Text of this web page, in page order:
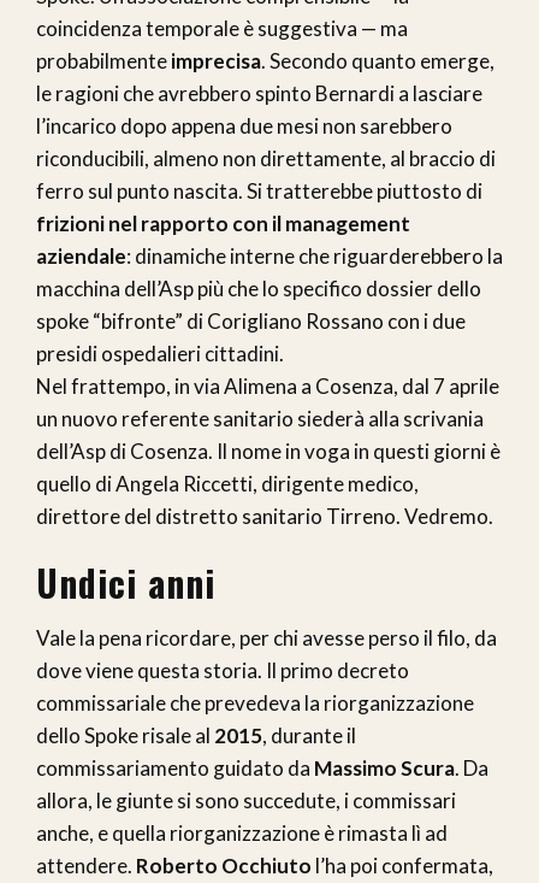
coincidenza temporale è suggestiva — ma
probabilmenteimprecisa. Secondo quanto emerge,
le ragioni che avrebbero spinto Bernardi a lasciare
l’incarico dopo appena due mesi non sarebbero
riconducibili, almeno non direttamente, al braccio di
ferro sul punto nascita. Si tratterebbe piuttosto di
frizioni nel rapporto con il management
aziendale: dinamiche interne che riguarderebbero la
macchina dell’Asp più che lo specifico dossier dello
spoke “bifronte” di Corigliano Rossano con i due
presidi ospedalieri cittadini.
Nel frattempo, in via Alimena a Cosenza, dal 7 aprile
un nuovo referente sanitario siederà alla scrivania
dell’Asp di Cosenza. Il nome in voga in questi giorni è
quello di Angela Riccetti, dirigente medico,
direttore del distretto sanitario Tirreno. Vedremo.
Undici anni
Vale la pena ricordare, per chi avesse perso il filo, da
dove viene questa storia. Il primo decreto
commissariale che prevedeva la riorganizzazione
dello Spoke risale al 2015, durante il
commissariamento guidato da Massimo Scura. Da
allora, le giunte si sono succedute, i commissari
anche, e quella riorganizzazione è rimasta lì ad
attendere. Roberto Occhiuto l’ha poi confermata,